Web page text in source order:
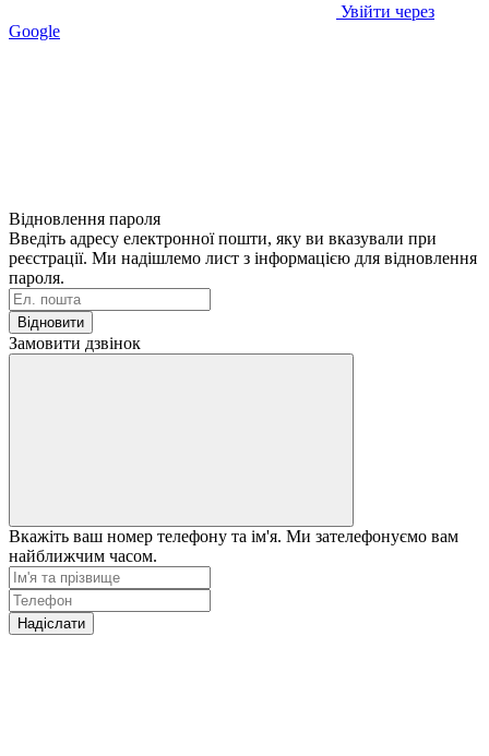
Увійти через
Google
Відновлення пароля
Введіть адресу електронної пошти, яку ви вказували при
реєстрації. Ми надішлемо лист з інформацією для відновлення
пароля.
Відновити
Замовити дзвінок
Вкажіть ваш номер телефону та ім'я. Ми зателефонуємо вам
найближчим часом.
Надіслати